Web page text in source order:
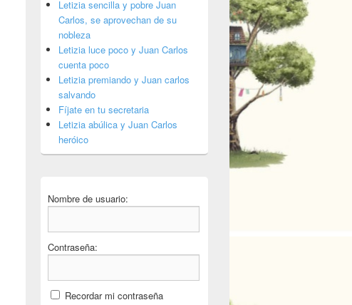
Letizia sencilla y pobre Juan
Carlos, se aprovechan de su
nobleza
Letizia luce poco y Juan Carlos
cuenta poco
Letizia premiando y Juan carlos
salvando
Fíjate en tu secretaria
Letizia abúlica y Juan Carlos
heróico
Nombre de usuario:
Contraseña:
Recordar mi contraseña